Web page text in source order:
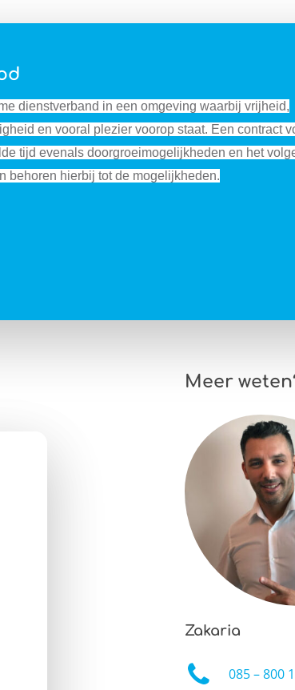
dienstverband in een omgeving waarbij vrijheid,
en vooral plezier voorop staat. Een contract
tijd evenals doorgroeimogelijkheden en het
behoren hierbij tot de mogelijkheden.
Meer
Zakaria
085 – 800